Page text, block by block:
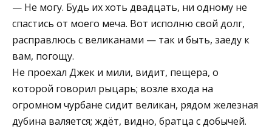
— Не могу. Будь их хоть двадцать, ни одному не
спастись от моего меча. Вот исполню свой долг,
расправлюсь с великанами — так и быть, заеду к
вам, погощу.
Не проехал Джек и мили, видит, пещера, о
которой говорил рыцарь; возле входа на
огромном чурбане сидит великан, рядом железная
дубина валяется; ждёт, видно, братца с добычей.